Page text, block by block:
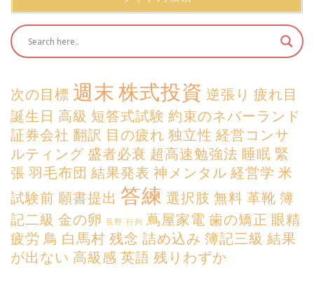
次の目標 週末 株式投資 逆張り 疲れ目
誕生日 高級 短答式試験 約束のネバーランド
証券会社 翻訳 目の疲れ 独立性 経営コンサ
ルティング 盛者必衰 超高速勉強法 睡眠 緊
張 羽毛布団 結果発表 神メンタル 経営学 米
試験前 願書提出 答練 選択肢 無料 革靴 簿
記二級 金の卵 長野 行列 蔦屋家電 歯の矯正 眼精
疲労 鳥 白馬村 残念 詰め込み 簿記三級 結果
が出ない 高級感 英語 残りわずか